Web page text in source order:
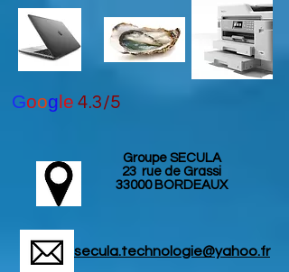
Google 4.3/5
Groupe SECULA
23 rue de Grassi
33000 BORDEAUX
secula.technologie@yahoo.fr